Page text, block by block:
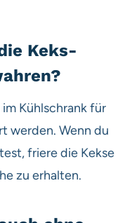
Keks-
Kühlschrank für
werden. Wenn du
friere die Kekse
zu erhalten.